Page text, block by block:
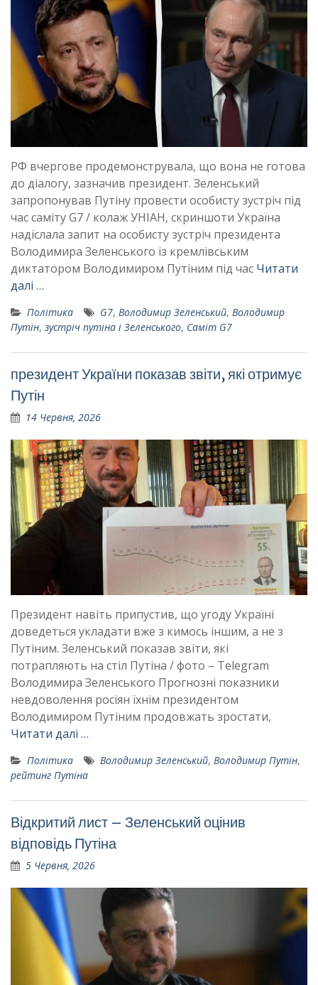
РФ вчергове продемонструвала, що вона не готова
до діалогу, зазначив президент. Зеленський
запропонував Путіну провести особисту зустріч під
час саміту G7 / колаж УНІАН, скриншоти Україна
надіслала запит на особисту зустріч президента
Володимира Зеленського із кремлівським
диктатором Володимиром Путіним під час Читати
далі …
Політика G7, Володимир Зеленський, Володимир
Путін, зустріч путіна і Зеленського, Саміт G7
президент України показав звіти, які отримує
Путін
14 Червня, 2026
Президент навіть припустив, що угоду Україні
доведеться укладати вже з кимось іншим, а не з
Путіним. Зеленський показав звіти, які
потрапляють на стіл Путіна / фото – Telegram
Володимира Зеленського Прогнозні показники
невдоволення росіян їхнім президентом
Володимиром Путіним продовжать зростати,
Читати далі …
Політика Володимир Зеленський, Володимир Путін,
рейтинг Путіна
Відкритий лист – Зеленський оцінив
відповідь Путіна
5 Червня, 2026